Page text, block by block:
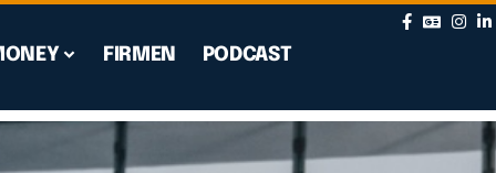
FIRMEN PODCAST